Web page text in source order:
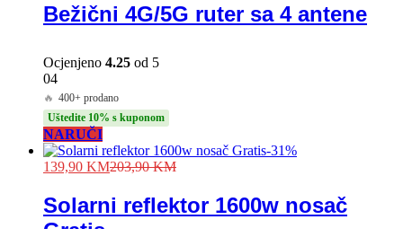
Bežični 4G/5G ruter sa 4 antene
Ocjenjeno 4.25 od 5
04
🔥 400+ prodano
Uštedite 10% s kuponom
NARUČI
-31%
139,90 KM203,90KM
Solarni reflektor 1600w nosač
Gratis